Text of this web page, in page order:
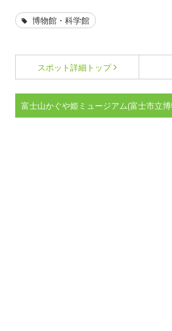
博物館・科学館
スポット詳細 トップ
富士山かぐや姫ミュージアム(富士市立